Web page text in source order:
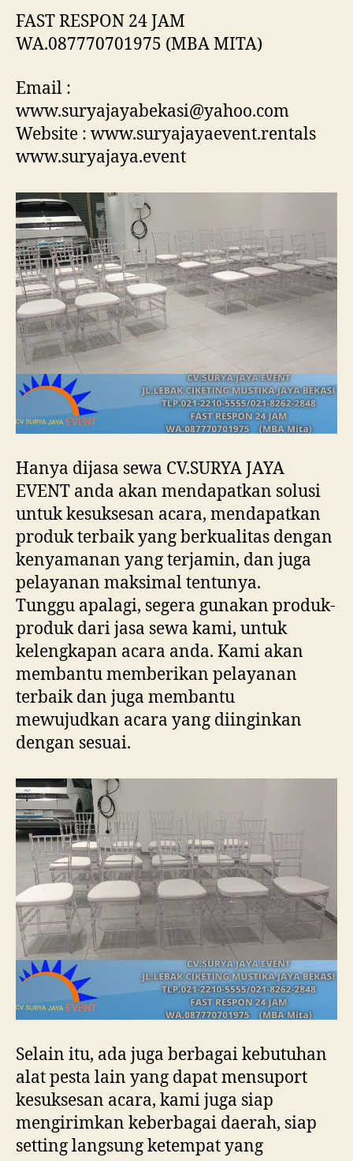
FAST RESPON 24 JAM
WA.087770701975 (MBA MITA)
Email :
www.suryajayabekasi@yahoo.com
Website : www.suryajayaevent.rentals
www.suryajaya.event
Hanya dijasa sewa CV.SURYA JAYA
EVENT anda akan mendapatkan solusi
untuk kesuksesan acara, mendapatkan
produk terbaik yang berkualitas dengan
kenyamanan yang terjamin, dan juga
pelayanan maksimal tentunya.
Tunggu apalagi, segera gunakan produk-
produk dari jasa sewa kami, untuk
kelengkapan acara anda. Kami akan
membantu memberikan pelayanan
terbaik dan juga membantu
mewujudkan acara yang diinginkan
dengan sesuai.
Selain itu, ada juga berbagai kebutuhan
alat pesta lain yang dapat mensuport
kesuksesan acara, kami juga siap
mengirimkan keberbagai daerah, siap
setting langsung ketempat yang